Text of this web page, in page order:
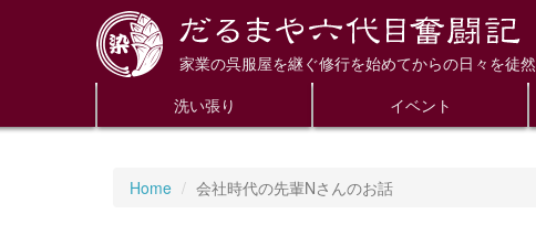
家業の呉服屋を継ぐ修行を始めてからの日々を徒然
洗い張り イベント
Home 会社時代の先輩Nさんのお話